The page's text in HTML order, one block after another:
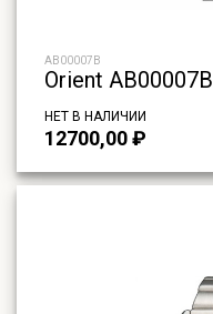
AB00007B
Orient AB00007B
НЕТ В НАЛИЧИИ
12700,00₽